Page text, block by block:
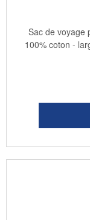
Sac de voyage
100% coton -